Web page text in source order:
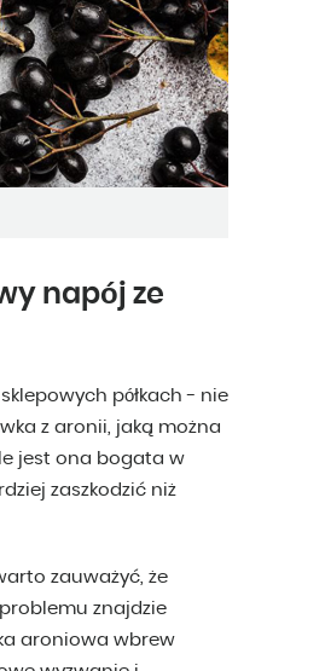
napój ze
półkach - nie
z aronii, jaką można
jest ona bogata w
zaszkodzić niż
zauważyć, że
znajdzie
aroniowa wbrew